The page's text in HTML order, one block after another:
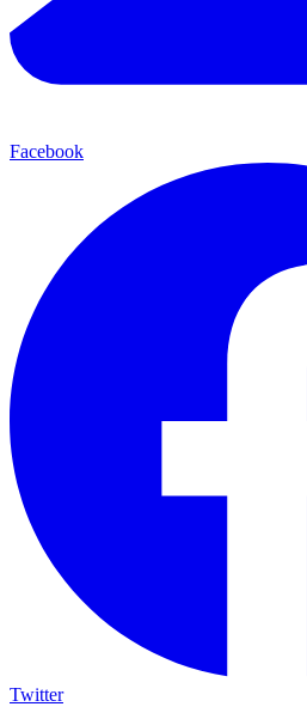
Facebook
Twitter